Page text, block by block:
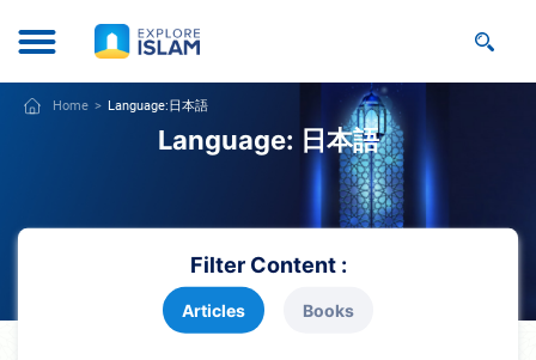
Home Language:日本語
Language: 日本語
Filter Content :
Articles Books